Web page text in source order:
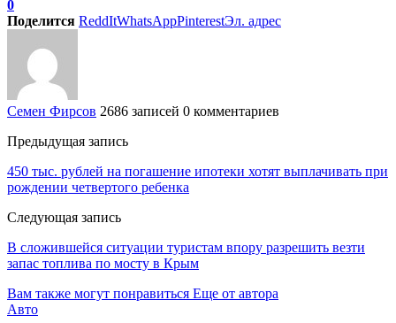
0
Поделится ReddItWhatsAppPinterestЭл. адрес
Семен Фирсов 2686 записей 0 комментариев
Предыдущая запись
450 тыс. рублей на погашение ипотеки хотят выплачивать при
рождении четвертого ребенка
Следующая запись
В сложившейся ситуации туристам впору разрешить везти
запас топлива по мосту в Крым
Вам также могут понравиться Еще от автора
Авто